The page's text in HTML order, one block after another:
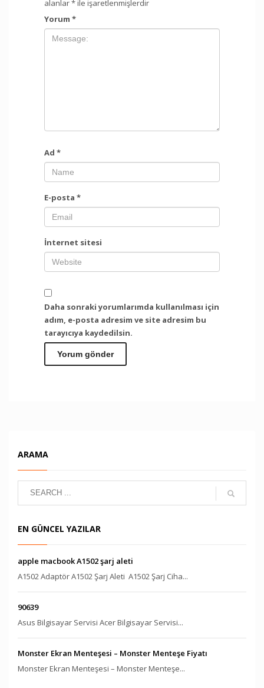
alanlar*ile işaretlenmişlerdir
Yorum *
Ad *
E-posta *
İnternet sitesi
Daha sonraki yorumlarımda kullanılması için
adım, e-posta adresim ve site adresim bu
tarayıcıya kaydedilsin.
ARAMA
EN GÜNCEL YAZILAR
apple macbook A1502 şarj aleti
A1502 Adaptör A1502 Şarj Aleti A1502 Şarj Ciha...
90639
Asus Bilgisayar Servisi Acer Bilgisayar Servisi...
Monster Ekran Menteşesi – Monster Menteşe Fiyatı
Monster Ekran Menteşesi – Monster Menteşe...